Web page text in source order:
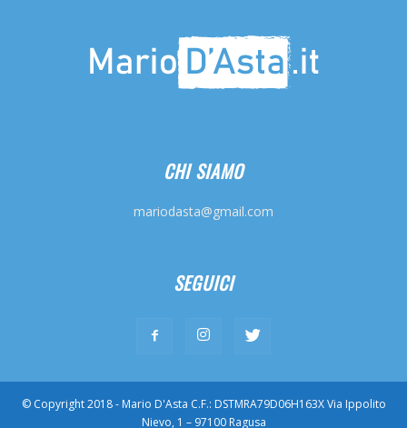
CHI SIAMO
mariodasta@gmail.com
SEGUICI
© Copyright 2018 - Mario D'Asta C.F.: DSTMRA79D06H163X Via Ippolito
Nievo, 1 – 97100 Ragusa